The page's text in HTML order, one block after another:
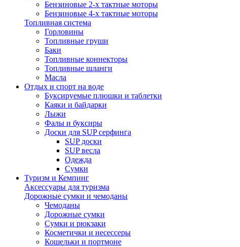
Бензиновые 2-х тактные моторы
Бензиновые 4-х тактные моторы
Топливная система
Горловины
Топливные груши
Баки
Топливные коннекторы
Топливные шланги
Масла
Отдых и спорт на воде
Буксируемые плюшки и таблетки
Каяки и байдарки
Лыжи
Фалы и буксиры
Доски для SUP серфинга
SUP доски
SUP весла
Одежда
Сумки
Туризм и Кемпинг
Аксессуары для туризма
Дорожные сумки и чемоданы
Чемоданы
Дорожные сумки
Сумки и рюкзаки
Косметички и несессеры
Кошельки и портмоне